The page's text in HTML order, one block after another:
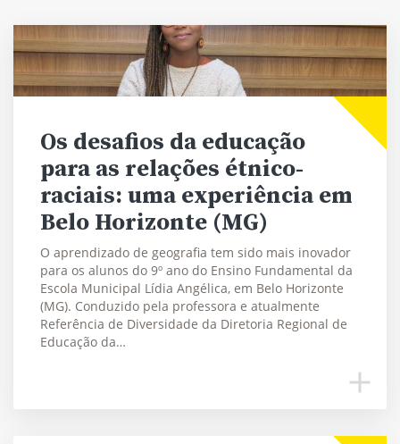
Os desafios da educação
para as relações étnico-
raciais: uma experiência em
Belo Horizonte (MG)
O aprendizado de geografia tem sido mais inovador
para os alunos do 9º ano do Ensino Fundamental da
Escola Municipal Lídia Angélica, em Belo Horizonte
(MG). Conduzido pela professora e atualmente
Referência de Diversidade da Diretoria Regional de
Educação da…